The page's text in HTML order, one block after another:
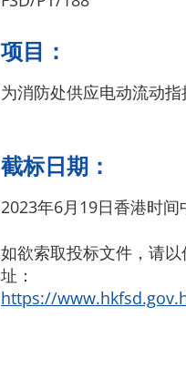
项目：
为消防处供应电动流动指
截标日期：
2023年6月19日香港时间
如欲索取投标文件，请
址：
https://